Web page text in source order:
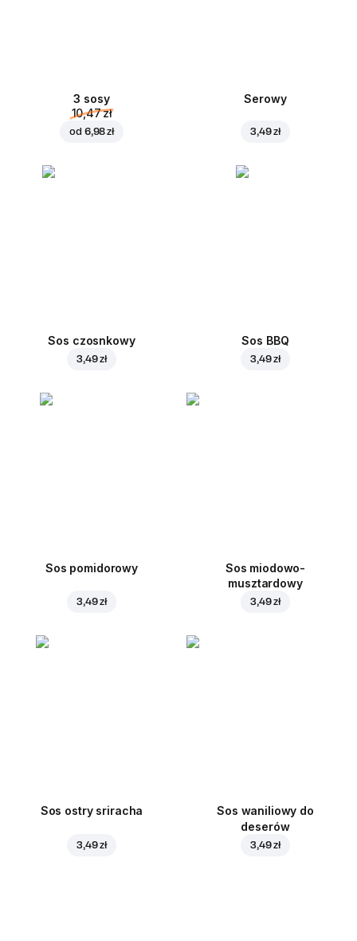
3 sosy
10,47 zł
od 6,98 zł
Serowy
3,49 zł
Sos czosnkowy
3,49 zł
Sos BBQ
3,49 zł
Sos pomidorowy
3,49 zł
Sos miodowo-
musztardowy
3,49 zł
Sos ostry sriracha
3,49 zł
Sos waniliowy do
deserów
3,49 zł